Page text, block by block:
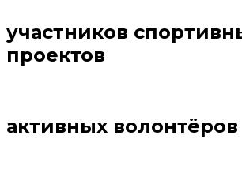
участников
проектов
активных волонтёров